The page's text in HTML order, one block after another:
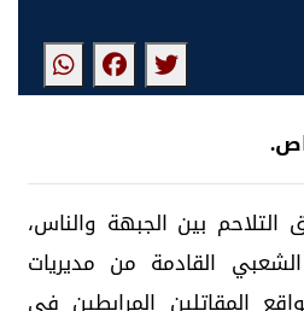
بين الجبهة والناس،
القادمة من مديريات